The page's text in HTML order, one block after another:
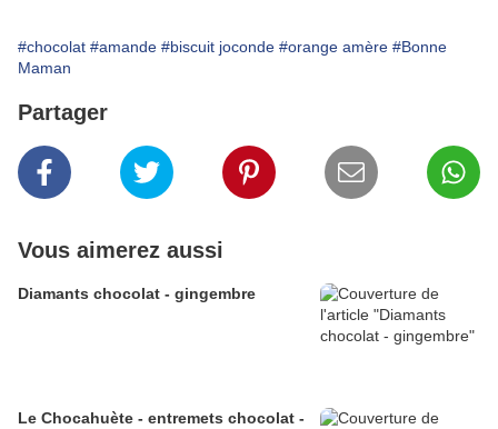
#chocolat #amande #biscuit joconde #orange amère #Bonne
Maman
Partager
Vous aimerez aussi
Diamants chocolat - gingembre
Le Chocahuète - entremets chocolat -